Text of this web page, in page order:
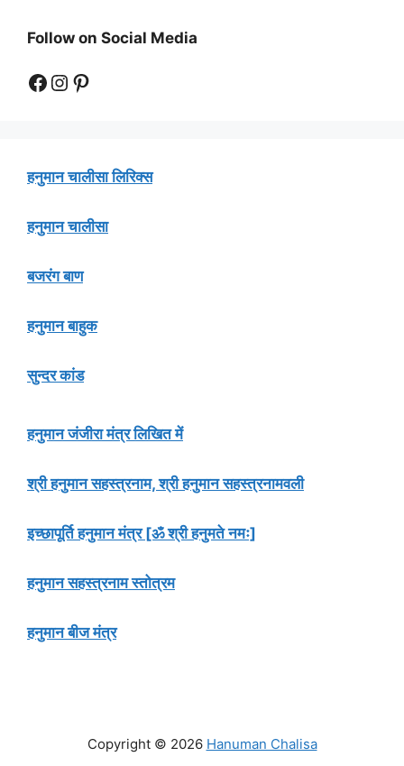
Follow on Social Media
Facebook
Instagram
Pinterest
हनुमान चालीसा लिरिक्स
हनुमान चालीसा
बजरंग बाण
हनुमान बाहुक
सुन्दर कांड
हनुमान जंजीरा मंत्र लिखित में
श्री हनुमान सहस्त्रनाम, श्री हनुमान सहस्त्रनामवली
इच्छापूर्ति हनुमान मंत्र [ॐ श्री हनुमते नमः]
हनुमान सहस्त्रनाम स्तोत्रम
हनुमान बीज मंत्र
Copyright © 2026 Hanuman Chalisa